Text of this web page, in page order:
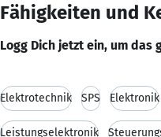
Fähigkeiten und
Logg Dich jetzt ein, um das
Elektrotechnik SPS Elektronik
Leistungselektronik